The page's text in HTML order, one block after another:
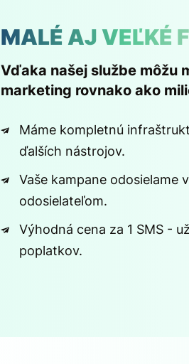
MALÉ AJ VEĽKÉ
Vďaka našej službe môžu
marketing rovnako ako
Máme kompletnú
ďalších nástrojov.
Vaše kampane odosielame
odosielateľom.
Výhodná cena za 1 SMS -
poplatkov.